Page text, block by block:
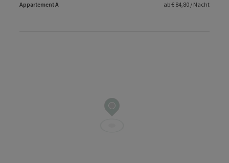
Appartement A ab € 84,80 / Nacht